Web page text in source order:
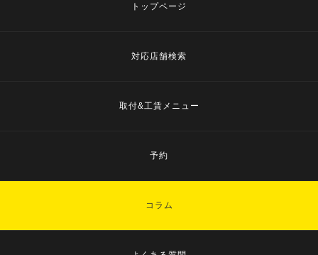
トップページ
対応店舗検索
取付&工賃メニュー
予約
コラム